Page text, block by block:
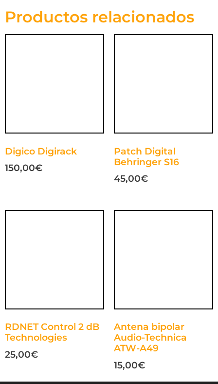
Productos relacionados
Digico Digirack
150,00€
Patch Digital
Behringer S16
45,00€
RDNET Control 2 dB
Technologies
25,00€
Antena bipolar
Audio-Technica
ATW-A49
15,00€